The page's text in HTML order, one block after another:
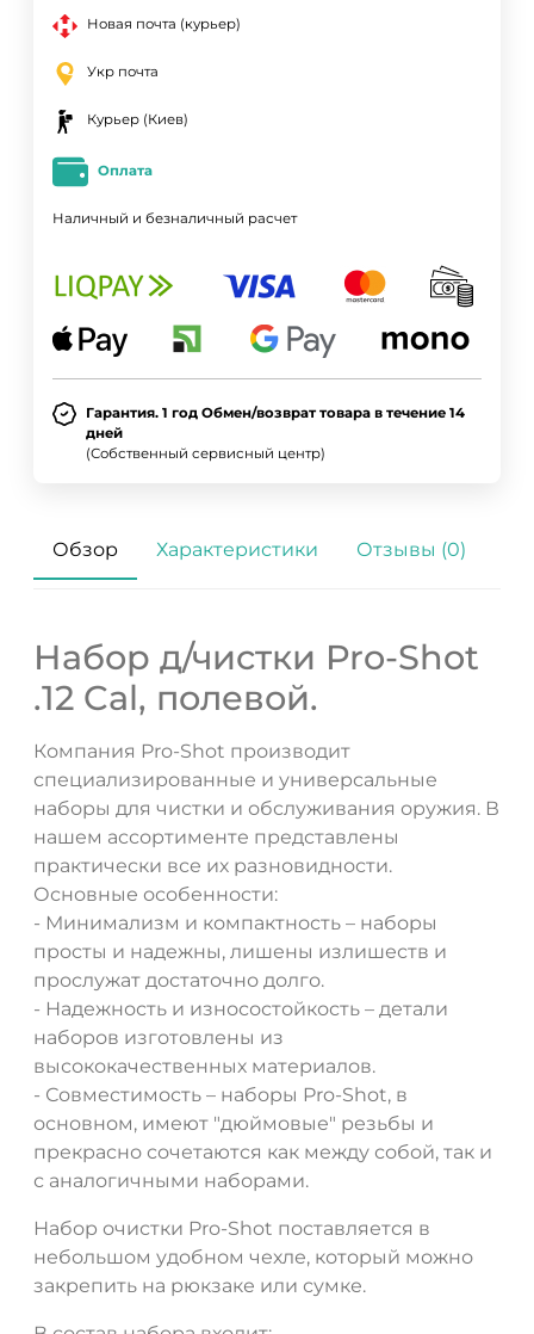
Новая почта (курьер)
Укр почта
Курьер (Киев)
Оплата
Наличный и безналичный расчет
Гарантия. 1 год Обмен/возврат товара в течение 14
дней
(Собственный сервисный центр)
Обзор Характеристики Отзывы (0)
Набор д/чистки Pro-Shot
.12 Cal, полевой.
Компания Pro-Shot производит
специализированные и универсальные
наборы для чистки и обслуживания оружия. В
нашем ассортименте представлены
практически все их разновидности.
Основные особенности:
- Минимализм и компактность – наборы
просты и надежны, лишены излишеств и
прослужат достаточно долго.
- Надежность и износостойкость – детали
наборов изготовлены из
высококачественных материалов.
- Совместимость – наборы Pro-Shot, в
основном, имеют "дюймовые" резьбы и
прекрасно сочетаются как между собой, так и
с аналогичными наборами.
Набор очистки Pro-Shot поставляется в
небольшом удобном чехле, который можно
закрепить на рюкзаке или сумке.
ДА НЕТ